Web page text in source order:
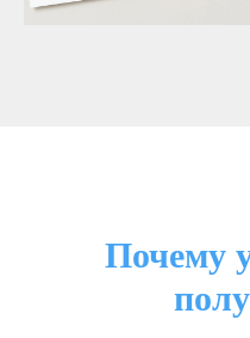
Почему